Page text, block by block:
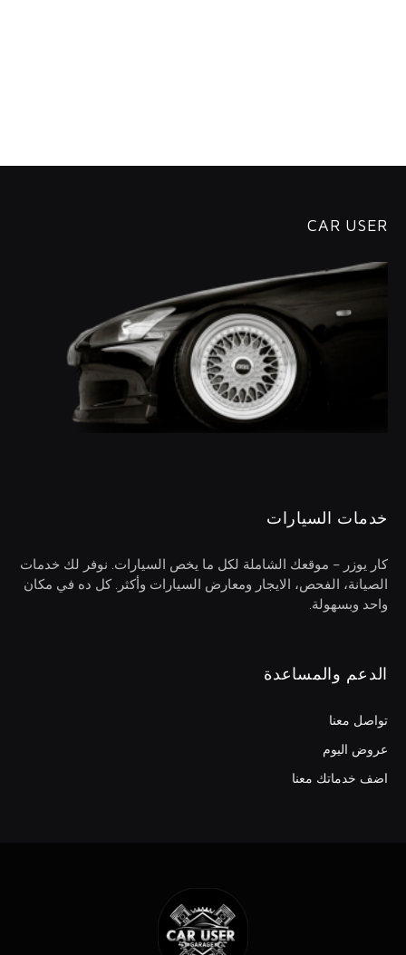
CAR USER
خدمات السيارات
كار يوزر – موقعك الشاملة لكل ما يخص السيارات. نوفر لك خدمات
الصيانة، الفحص، الايجار ومعارض السيارات وأكثر. كل ده في مكان
واحد وبسهولة.
الدعم والمساعدة
تواصل معنا
عروض اليوم
اضف خدماتك معنا